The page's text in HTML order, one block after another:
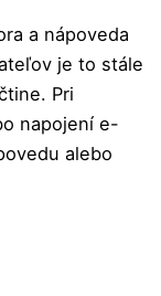
a nápoveda
je to stále
Pri
napojení e-
alebo